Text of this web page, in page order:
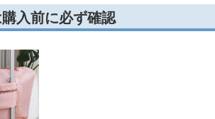
入前に必ず確認